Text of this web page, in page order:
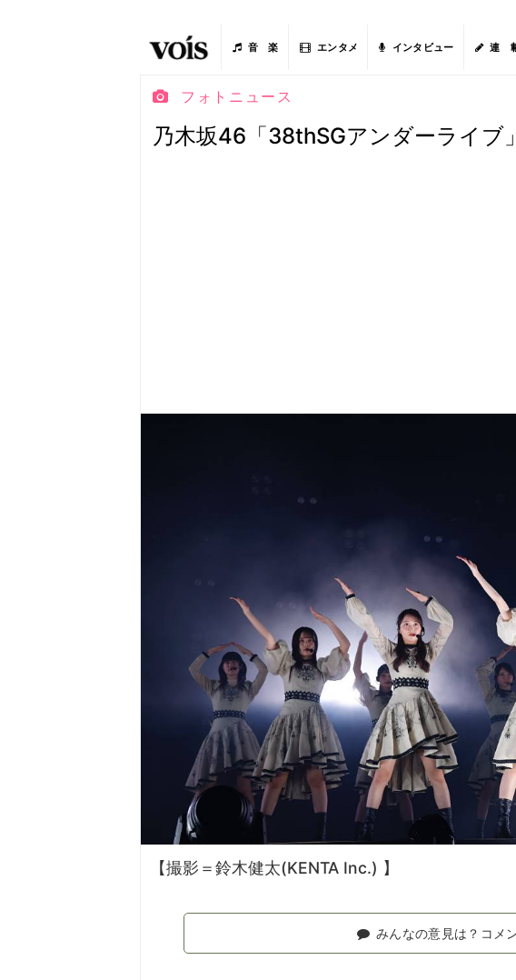
音 楽 エンタメ インタビュー 連
フォトニュース
乃木坂46「38thSGアンダーライブ」
【撮影＝鈴木健太(KENTA Inc.) 】
みんなの意見は？コメ